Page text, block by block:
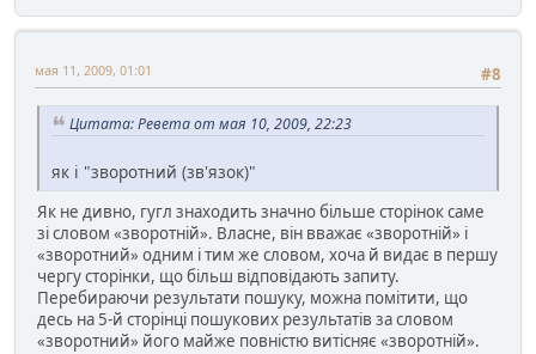
#8
мая 11, 2009, 01:01
Цитата: Ревета от мая 10, 2009, 22:23
як і "зворотний (зв'язок)"
Як не дивно, гугл знаходить значно більше сторінок саме
зі словом «зворотній». Власне, він вважає «зворотній» і
«зворотний» одним і тим же словом, хоча й видає в першу
чергу сторінки, що більш відповідають запиту.
Перебираючи результати пошуку, можна помітити, що
десь на 5-й сторінці пошукових результатів за словом
«зворотний» його майже повністю витісняє «зворотній».